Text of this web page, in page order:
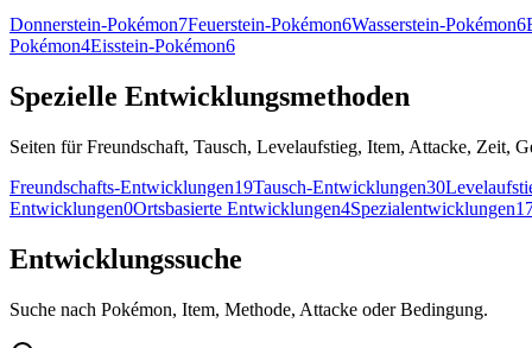
Donnerstein-Pokémon7Feuerstein-Pokémon6Wasserstein-Pokémon6
Pokémon4Eisstein-Pokémon6
Spezielle Entwicklungsmethoden
Seiten für Freundschaft, Tausch, Levelaufstieg, Item, Attacke, Zeit,
Freundschafts-Entwicklungen19Tausch-Entwicklungen30
Entwicklungen0Ortsbasierte Entwicklungen4Spezialentwicklungen
Entwicklungssuche
Suche nach Pokémon, Item, Methode, Attacke oder Bedingung.